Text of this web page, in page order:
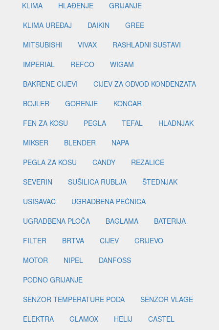
KLIMA HLAĐENJE
GRIJANJE
KLIMA UREĐAJ
DAIKIN
GREE
MITSUBISHI
VIVAX
RASHLADNI SUSTAVI
IMPERIAL
REFCO
WIGAM
BAKRENE CIJEVI
CIJEV ZA ODVOD KONDENZATA
BOJLER
GORENJE
KONČAR
FEN ZA KOSU
PEGLA TEFAL
HLADNJAK
MIKSER
BLENDER
NAPA
PEGLA ZA KOSU
CANDY
REZALICE
SEVERIN
SUŠILICA RUBLJA
ŠTEDNJAK
USISAVAČ
UGRADBENA PEĆNICA
UGRADBENA PLOČA
BAGLAMA
BATERIJA
FILTER
BRTVA CIJEV
CRIJEVO
MOTOR
NIPEL
DANFOSS
PODNO GRIJANJE
SENZOR TEMPERATURE PODA
SENZOR VLAGE
ELEKTRA
GLAMOX HELIJ
CASTEL